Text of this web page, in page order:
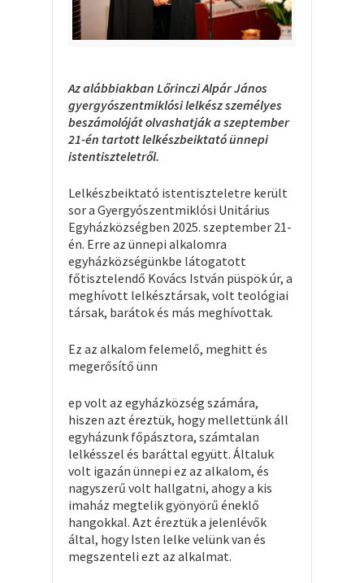
Az alábbiakban Lőrinczi Alpár János
gyergyószentmiklósi lelkész személyes
beszámolóját olvashatják a szeptember
21-én tartott lelkészbeiktató ünnepi
istentiszteletről.
Lelkészbeiktató istentiszteletre került
sor a Gyergyószentmiklósi Unitárius
Egyházközségben 2025. szeptember 21-
én. Erre az ünnepi alkalomra
egyházközségünkbe látogatott
főtisztelendő Kovács István püspök úr, a
meghívott lelkésztársak, volt teológiai
társak, barátok és más meghívottak.
Ez az alkalom felemelő, meghitt és
megerősítő ünn
ep volt az egyházközség számára,
hiszen azt éreztük, hogy mellettünk áll
egyházunk főpásztora, számtalan
lelkésszel és baráttal együtt. Általuk
volt igazán ünnepi ez az alkalom, és
nagyszerű volt hallgatni, ahogy a kis
imaház megtelik gyönyörű éneklő
hangokkal. Azt éreztük a jelenlévők
által, hogy Isten lelke velünk van és
megszenteli ezt az alkalmat.